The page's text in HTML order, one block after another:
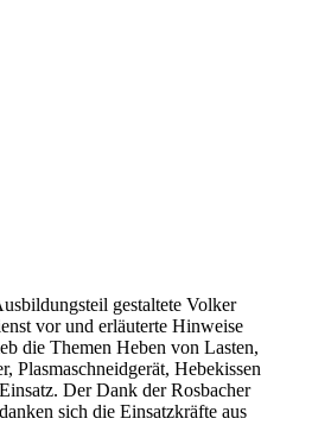
gestaltete Volker
vor und erläuterte Hinweise
die Themen Heben von Lasten,
Plasmaschneidgerät, Hebekissen
Der Dank der Rosbacher
sich die Einsatzkräfte aus